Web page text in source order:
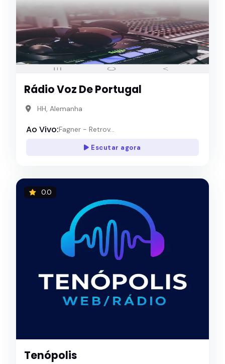
Rádio Voz De Portugal
HH, Alemanha
Ao Vivo:Fagner - Retrov...
Escutar agora
0.0
Tenópolis